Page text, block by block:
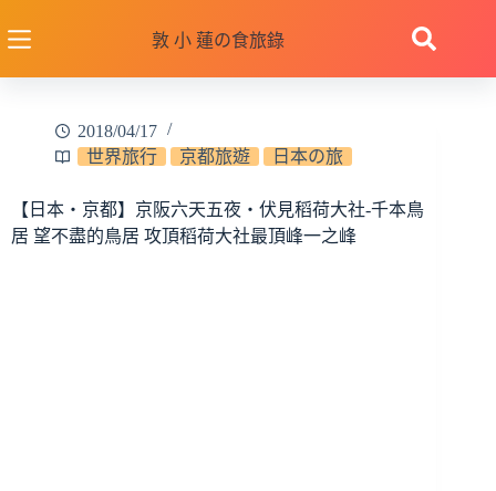
至
敦 小 蓮の食旅錄
2018/04/17
世界旅行
京都旅遊 日本の旅
【日本‧京都】京阪六天五夜‧伏見稻荷大社-千本鳥
居 望不盡的鳥居 攻頂稻荷大社最頂峰一之峰